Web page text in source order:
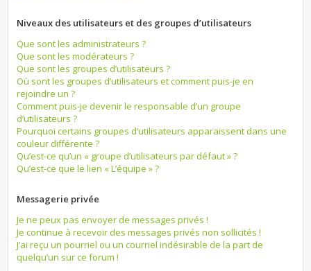
Niveaux des utilisateurs et des groupes d’utilisateurs
Que sont les administrateurs ?
Que sont les modérateurs ?
Que sont les groupes d’utilisateurs ?
Où sont les groupes d’utilisateurs et comment puis-je en
rejoindre un ?
Comment puis-je devenir le responsable d’un groupe
d’utilisateurs ?
Pourquoi certains groupes d’utilisateurs apparaissent dans une
couleur différente ?
Qu’est-ce qu’un « groupe d’utilisateurs par défaut » ?
Qu’est-ce que le lien « L’équipe » ?
Messagerie privée
Je ne peux pas envoyer de messages privés !
Je continue à recevoir des messages privés non sollicités !
J’ai reçu un pourriel ou un courriel indésirable de la part de
quelqu’un sur ce forum !